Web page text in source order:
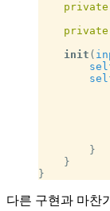
    private
    private
    init
(
        }
    }
}
다른 구현과 마찬